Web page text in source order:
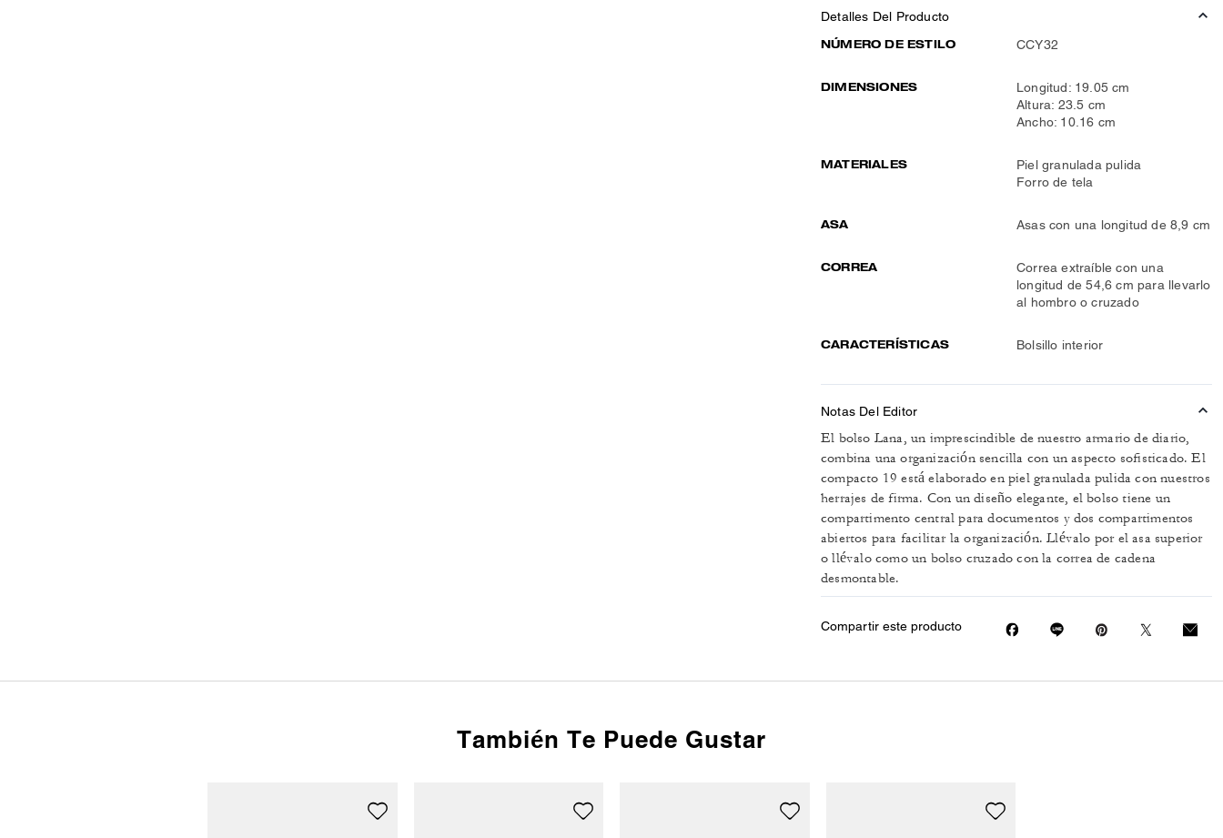
Detalles Del Producto
NÚMERO DE ESTILO
CCY32
DIMENSIONES
Longitud: 19.05 cm
Altura: 23.5 cm
Ancho: 10.16 cm
MATERIALES
Piel granulada pulida
Forro de tela
ASA Asas con una longitud de 8,9 cm
CORREA
Correa extraíble con una
longitud de 54,6 cm para llevarlo
al hombro o cruzado
CARACTERÍSTICAS Bolsillo interior
Notas Del Editor
El bolso Lana, un imprescindible de nuestro armario de diario,
combina una organización sencilla con un aspecto sofisticado. El
compacto 19 está elaborado en piel granulada pulida con nuestros
herrajes de firma. Con un diseño elegante, el bolso tiene un
compartimento central para documentos y dos compartimentos
abiertos para facilitar la organización. Llévalo por el asa superior
o llévalo como un bolso cruzado con la correa de cadena
desmontable.
Compartir este producto
También Te Puede Gustar